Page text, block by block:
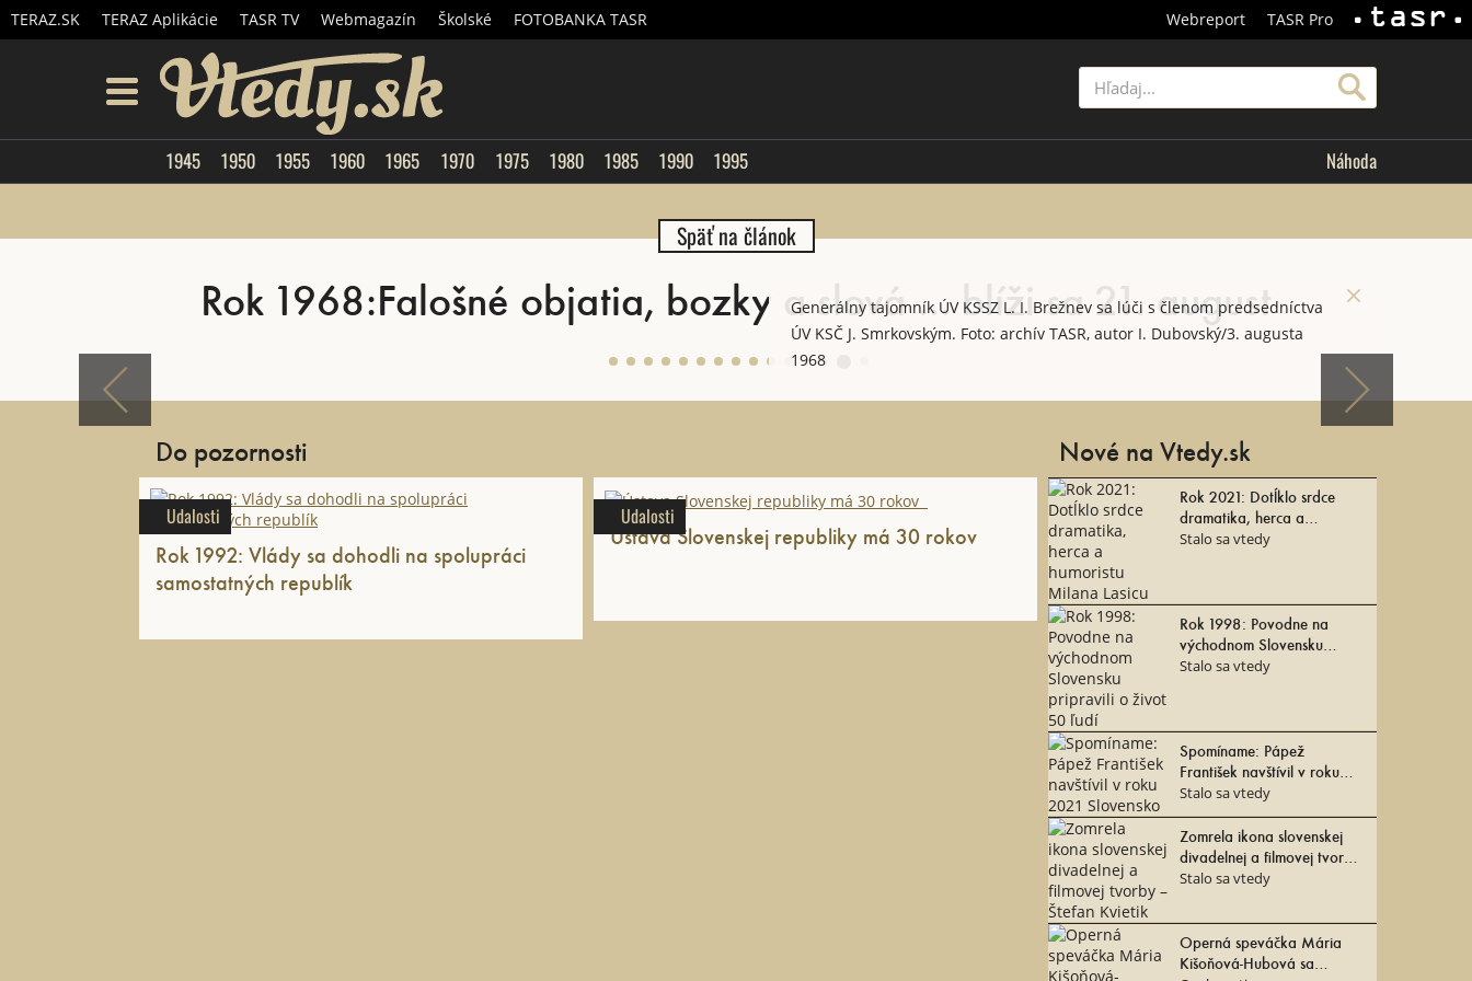
TERAZ.SK TERAZ Aplikácie TASR TV Webmagazín Školské FOTOBANKA TASR Webreport
TASR Pro
1945 1950 1955 1960 1965 1970 1975 1980 1985 1990 1995 Náhoda
Späť na článok
Rok 1968:Falošné objatia, bozky a slová ... blíži sa 21. august
Generálny tajomník ÚV KSSZ L. I. Brežnev sa lúči s členom predsedníctva
ÚV KSČ J. Smrkovským. Foto: archív TASR, autor I. Dubovský/3. augusta
1968
Do pozornosti
Udalosti
Rok 1992: Vlády sa dohodli na spolupráci
samostatných republík
Udalosti
Nové na Vtedy.sk
Rok 2021: Dotĺklo srdce
dramatika, herca a
humoristu Milana Lasicu
Stalo sa vtedy
Rok 1998: Povodne na
východnom Slovensku
pripravili o život 50 ľudí
Stalo sa vtedy
Spomíname: Pápež
František navštívil v roku
2021 Slovensko
Stalo sa vtedy
Zomrela ikona slovenskej
divadelnej a filmovej tvorby
– Štefan Kvietik
Stalo sa vtedy
Operná speváčka Mária
Kišoňová-Hubová sa